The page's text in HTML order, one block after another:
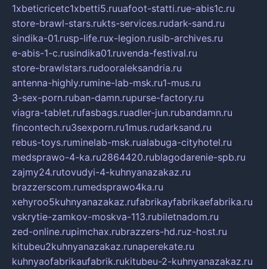
1xbeticricetc1xbetti5.ruuafoot-statti.rue-abis1c.ru
store-brawl-stars.rukts-services.rudark-sand.ru
sindika-01.rusp-life.rux-legion.rusib-archives.ru
e-abis-1-c.rusindika01.ruvenda-festival.ru
store-brawlstars.rudooraleksandria.ru
antenna-highly.rumine-lab-msk.ru1-mus.ru
3-sex-porn.ruban-damn.rupurse-factory.ru
viagra-tablet.rufasbags.ruadler-jun.rubandamn.ru
fincontech.ru3sexporn.ru1mus.rudarksand.ru
rebus-toys.ruminelab-msk.rualabuga-cityhotel.ru
medsprawo-4-ka.ru2864420.rublagodarenie-spb.ru
zajmy24.rutovudyi-4-kuhnyanazakaz.ru
brazzerscom.rumedsprawo4ka.ru
xehyroo5kuhnyanazakaz.rufabrikayfabrikaefabrika.ru
vskrytie-zamkov-moskva-113.rubiletnadom.ru
zed-online.rupimchax.rubrazzers-hd.ruz-host.ru
kitubeu2kuhnyanazakaz.runaperekate.ru
kuhnyaofabrikaufabrik.rukitubeu-2-kuhnyanazakaz.ru